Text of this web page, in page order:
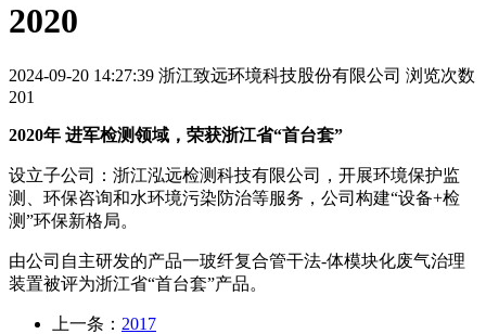
2020
2024-09-20 14:27:39 浙江致远环境科技股份有限公司 浏览次数
201
2020年 进军检测领域，荣获浙江省“首台套”
设立子公司：浙江泓远检测科技有限公司，开展环境保护监
测、环保咨询和水环境污染防治等服务，公司构建“设备+检
测”环保新格局。
由公司自主研发的产品一玻纤复合管干法-体模块化废气治理
装置被评为浙江省“首台套”产品。
上一条： 2017